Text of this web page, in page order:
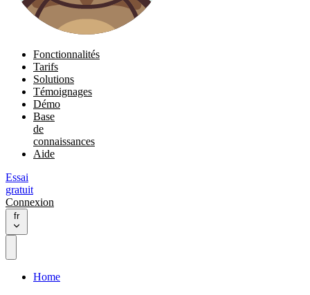
Fonctionnalités
Tarifs
Solutions
Témoignages
Démo
Base
de
connaissances
Aide
Essai
gratuit
Connexion
fr
Home